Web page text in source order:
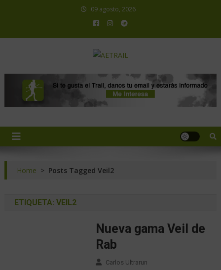
09 agosto, 2026
Home > Posts Tagged Veil2
ETIQUETA: VEIL2
Nueva gama Veil de
Rab
Carlos Ultrarun